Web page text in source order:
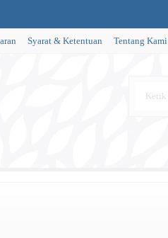
Syarat & Ketentuan Tentang Kami